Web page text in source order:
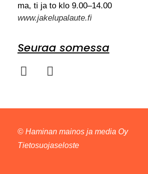
ma, ti ja to klo 9.00–14.00
www.jakelupalaute.fi
Seuraa somessa
© Haminan mainos ja media Oy
Tietosuojaseloste